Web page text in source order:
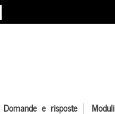
Domande e risposte Moduli